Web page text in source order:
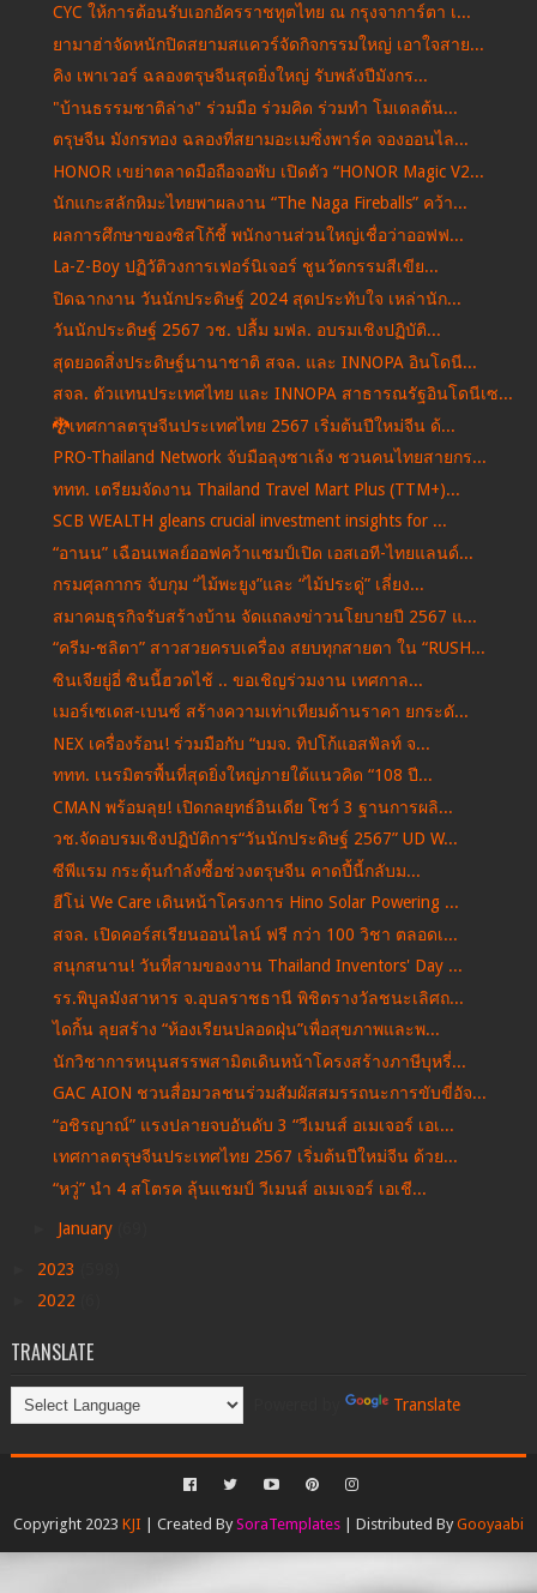
CYC ให้การต้อนรับเอกอัครราชทูตไทย ณ กรุงจาการ์ตา เ...
ยามาฮ่าจัดหนักปิดสยามสแควร์จัดกิจกรรมใหญ่ เอาใจสาย...
คิง เพาเวอร์ ฉลองตรุษจีนสุดยิ่งใหญ่ รับพลังปีมังกร...
"บ้านธรรมชาติล่าง" ร่วมมือ ร่วมคิด ร่วมทำ โมเดลต้น...
ตรุษจีน มังกรทอง ฉลองที่สยามอะเมซิ่งพาร์ค จองออนไล...
HONOR เขย่าตลาดมือถือจอพับ เปิดตัว “HONOR Magic V2...
นักแกะสลักหิมะไทยพาผลงาน “The Naga Fireballs” คว้า...
ผลการศึกษาของซิสโก้ชี้ พนักงานส่วนใหญ่เชื่อว่าออฟฟ...
La-Z-Boy ปฏิวัติวงการเฟอร์นิเจอร์ ชูนวัตกรรมสีเขีย...
ปิดฉากงาน วันนักประดิษฐ์ 2024 สุดประทับใจ เหล่านัก...
วันนักประดิษฐ์ 2567 วช. ปลื้ม มฟล. อบรมเชิงปฏิบัติ...
สุดยอดสิ่งประดิษฐ์นานาชาติ สจล. และ INNOPA อินโดนี...
สจล. ตัวแทนประเทศไทย และ INNOPA สาธารณรัฐอินโดนีเซ...
🐉เทศกาลตรุษจีนประเทศไทย 2567 เริ่มต้นปีใหม่จีน ด้...
PRO-Thailand Network จับมือลุงซาเล้ง ชวนคนไทยสายกร...
ททท. เตรียมจัดงาน Thailand Travel Mart Plus (TTM+)...
SCB WEALTH gleans crucial investment insights for ...
“อานน” เฉือนเพลย์ออฟคว้าแชมป์เปิด เอสเอที-ไทยแลนด์...
กรมศุลกากร จับกุม “ไม้พะยูง”และ “ไม้ประดู่” เลี่ยง...
สมาคมธุรกิจรับสร้างบ้าน จัดแถลงข่าวนโยบายปี 2567 แ...
“ครีม-ชลิตา” สาวสวยครบเครื่อง สยบทุกสายตา ใน “RUSH...
ซินเจียยู่อี่ ซินนี้ฮวดไช้ .. ขอเชิญร่วมงาน เทศกาล...
เมอร์เซเดส-เบนซ์ สร้างความเท่าเทียมด้านราคา ยกระดั...
NEX เครื่องร้อน! ร่วมมือกับ “บมจ. ทิปโก้แอสฟัลท์ จ...
ททท. เนรมิตรพื้นที่สุดยิ่งใหญ่ภายใต้แนวคิด “108 ปี...
CMAN พร้อมลุย! เปิดกลยุทธ์อินเดีย โชว์ 3 ฐานการผลิ...
วช.จัดอบรมเชิงปฏิบัติการ“วันนักประดิษฐ์ 2567” UD W...
ซีพีแรม กระตุ้นกำลังซื้อช่วงตรุษจีน คาดปี้นี้กลับม...
ฮีโน่ We Care เดินหน้าโครงการ Hino Solar Powering ...
สจล. เปิดคอร์สเรียนออนไลน์ ฟรี กว่า 100 วิชา ตลอดเ...
สนุกสนาน! วันที่สามของงาน Thailand Inventors' Day ...
รร.พิบูลมังสาหาร จ.อุบลราชธานี พิชิตรางวัลชนะเลิศถ...
ไดกิ้น ลุยสร้าง “ห้องเรียนปลอดฝุ่น”เพื่อสุขภาพและพ...
นักวิชาการหนุนสรรพสามิตเดินหน้าโครงสร้างภาษีบุหรี่...
GAC AION ชวนสื่อมวลชนร่วมสัมผัสสมรรถนะการขับขี่อัจ...
“อชิรญาณ์” แรงปลายจบอันดับ 3 “วีเมนส์ อเมเจอร์ เอเ...
เทศกาลตรุษจีนประเทศไทย 2567 เริ่มต้นปีใหม่จีน ด้วย...
“หวู่” นำ 4 สโตรค ลุ้นแชมป์ วีเมนส์ อเมเจอร์ เอเชี...
January
2023
2022
TRANSLATE
Translate
Copyright 2023 KJI | Created By SoraTemplates| Distributed By Gooyaabi